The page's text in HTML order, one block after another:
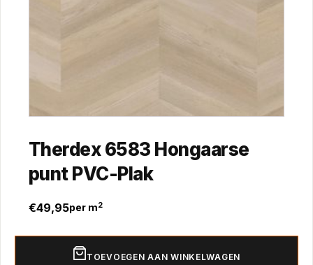
Therdex 6583 Hongaarse
punt PVC-Plak
€49,95per m2
TOEVOEGEN AAN WINKELWAGEN